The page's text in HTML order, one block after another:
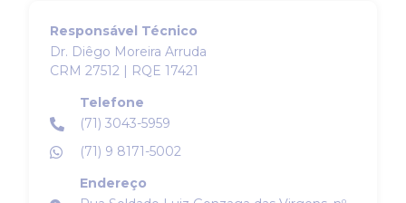
Responsável Técnico
Dr. Diêgo Moreira Arruda
CRM 27512 | RQE 17421
Telefone
(71) 3043-5959
(71) 9 8171-5002
Endereço